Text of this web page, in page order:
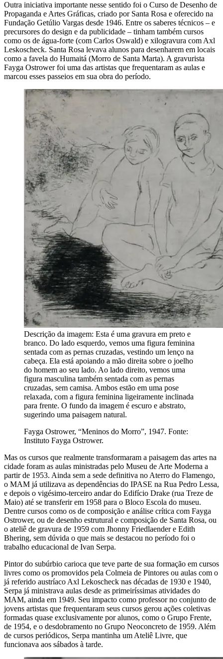
Outra iniciativa importante nesse sentido foi o Curso de Desenho de
Propaganda e Artes Gráficas, criado por Santa Rosa e oferecido na
Fundação Getúlio Vargas desde 1946. Entre os saberes técnicos – e
precursores do design e da publicidade – tinham também cursos
como os de água-forte (com Carlos Oswald) e xilogravura com Axl
Leskoscheck. Santa Rosa levava alunos para desenharem em locais
como a favela do Humaitá (Morro de Santa Marta). A gravurista
Fayga Ostrower foi uma das artistas que frequentaram as aulas e
marcou esses passeios em sua obra do período.
Descrição da imagem: Esta é uma gravura em preto e
branco. Do lado esquerdo, vemos uma figura feminina
sentada com as pernas cruzadas, vestindo um lenço na
cabeça. Ela está apoiando a mão direita sobre o joelho
do homem ao seu lado. Ao lado direito, vemos uma
figura masculina também sentada com as pernas
cruzadas, sem camisa. Ambos estão em uma pose
relaxada, com a figura feminina ligeiramente inclinada
para frente. O fundo da imagem é escuro e abstrato,
sugerindo uma paisagem natural.
Fayga Ostrower, “Meninos do Morro”, 1947. Fonte:
Instituto Fayga Ostrower.
Mas os cursos que realmente transformaram a paisagem das artes na
cidade foram as aulas ministradas pelo Museu de Arte Moderna a
partir de 1953. Ainda sem a sede definitiva no Aterro do Flamengo,
o MAM já utilizava as dependências do IPASE na Rua Pedro Lessa,
e depois o vigésimo-terceiro andar do Edifício Drake (rua Treze de
Maio) até se transferir em 1958 para o Bloco Escola do museu.
Dentre cursos como os de composição e análise crítica com Fayga
Ostrower, ou de desenho estrutural e composição de Santa Rosa, ou
o ateliê de gravura de 1959 com Jhonny Friedlaender e Edith
Bhering, sem dúvida o que mais se destacou no período foi o
trabalho educacional de Ivan Serpa.
Pintor do subúrbio carioca que teve parte de sua formação em cursos
livres como os promovidos pela Colmeia de Pintores ou aulas com o
já referido austríaco Axl Lekoscheck nas décadas de 1930 e 1940,
Serpa já ministrava aulas desde as primeiríssimas atividades do
MAM, ainda em 1949. Seu impacto como professor no conjunto de
jovens artistas que frequentaram seus cursos gerou ações coletivas
formadas quase exclusivamente por alunos, como o Grupo Frente,
de 1954, e o desdobramento no Grupo Neoconcreto de 1959. Além
de cursos periódicos, Serpa mantinha um Ateliê Livre, que
funcionava aos sábados à tarde.